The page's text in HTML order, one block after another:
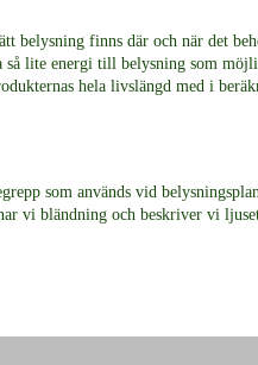
belysning finns där och när det
så lite energi till belysning som
hela livslängd med i
som används vid
vi bländning och beskriver vi